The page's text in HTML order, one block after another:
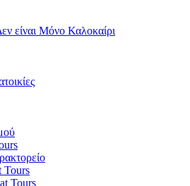
είναι Μόνο Καλοκαίρι
Tours
Tours